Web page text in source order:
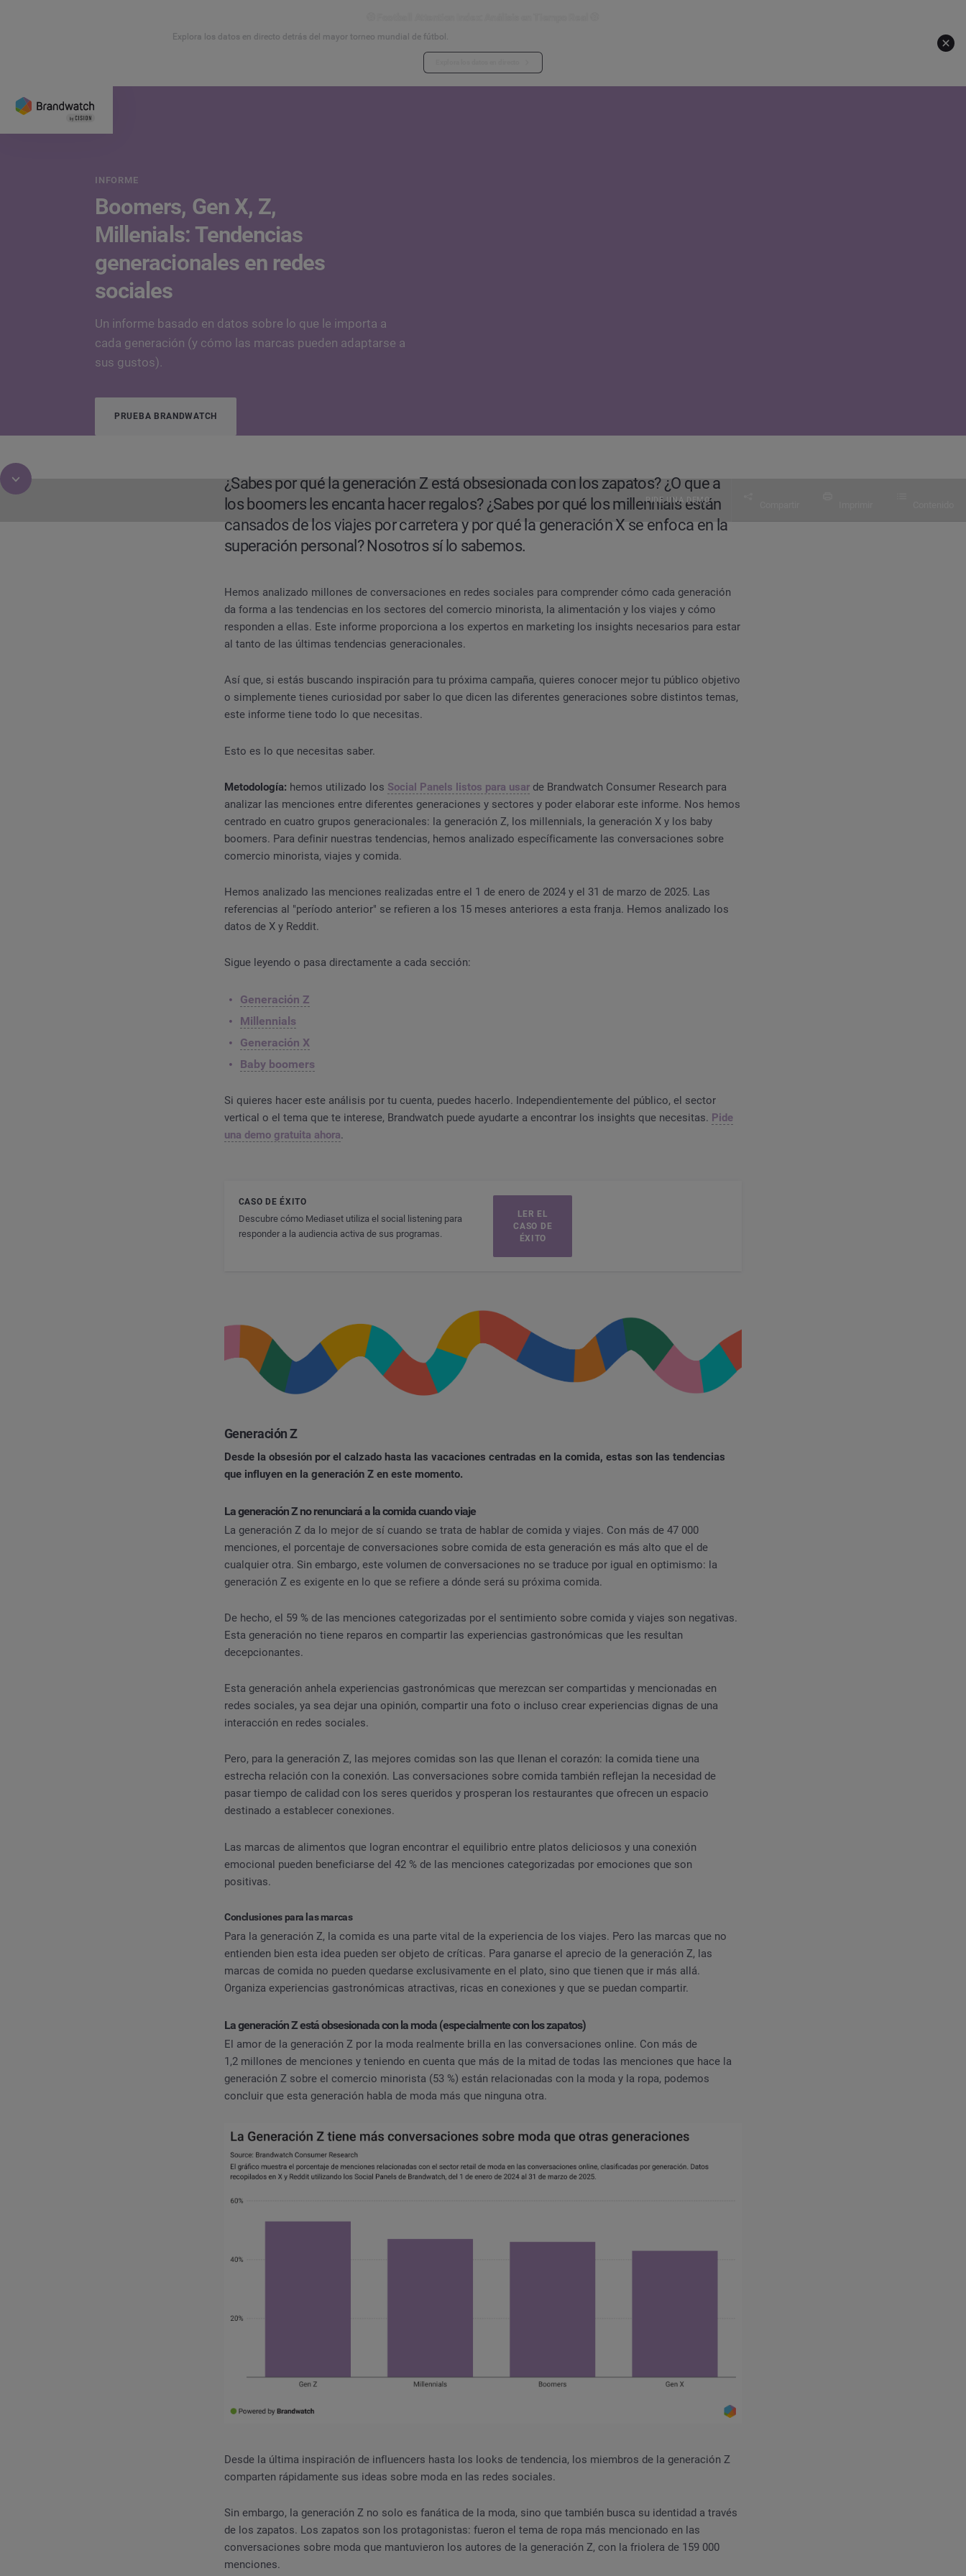
Explora los datos en directo detrás del mayor torneo mundial de fútbol.
INFORME
Boomers, Gen X, Z,
Millenials: Tendencias
generacionales en redes
sociales
Un informe basado en datos sobre lo que le importa a
cada generación (y cómo las marcas pueden adaptarse a
sus gustos).
PRUEBA BRANDWATCH
Boomers, Gen X, Z, Millenials: Tendencias generacionales en redes sociales
PIDE UNA DEMO
¿Sabes por qué la generación Z está obsesionada con los zapatos? ¿O que a
los boomers les encanta hacer regalos? ¿Sabes por qué los millennials están
cansados de los viajes por carretera y por qué la generación X se enfoca en la
superación personal? Nosotros sí lo sabemos.
Hemos analizado millones de conversaciones en redes sociales para comprender cómo cada generación
da forma a las tendencias en los sectores del comercio minorista, la alimentación y los viajes y cómo
responden a ellas. Este informe proporciona a los expertos en marketing los insights necesarios para estar
al tanto de las últimas tendencias generacionales.
Así que, si estás buscando inspiración para tu próxima campaña, quieres conocer mejor tu público objetivo
o simplemente tienes curiosidad por saber lo que dicen las diferentes generaciones sobre distintos temas,
este informe tiene todo lo que necesitas.
Esto es lo que necesitas saber.
Metodología: hemos utilizado los Social Panels listos para usar de Brandwatch Consumer Research para
analizar las menciones entre diferentes generaciones y sectores y poder elaborar este informe. Nos hemos
centrado en cuatro grupos generacionales: la generación Z, los millennials, la generación X y los baby
boomers. Para definir nuestras tendencias, hemos analizado específicamente las conversaciones sobre
comercio minorista, viajes y comida.
Hemos analizado las menciones realizadas entre el 1 de enero de 2024 y el 31 de marzo de 2025. Las
referencias al "período anterior" se refieren a los 15 meses anteriores a esta franja. Hemos analizado los
datos de X y Reddit.
Sigue leyendo o pasa directamente a cada sección:
Generación Z
Millennials
Generación X
Baby boomers
Si quieres hacer este análisis por tu cuenta, puedes hacerlo. Independientemente del público, el sector
vertical o el tema que te interese, Brandwatch puede ayudarte a encontrar los insights que necesitas. Pide
una demo gratuita ahora.
CASO DE ÉXITO
Descubre cómo Mediaset utiliza el social listening para
responder a la audiencia activa de sus programas.
LER EL
CASO DE
ÉXITO
Generación Z
Desde la obsesión por el calzado hasta las vacaciones centradas en la comida, estas son las tendencias
que influyen en la generación Z en este momento.
La generación Z no renunciará a la comida cuando viaje
La generación Z da lo mejor de sí cuando se trata de hablar de comida y viajes. Con más de 47 000
menciones, el porcentaje de conversaciones sobre comida de esta generación es más alto que el de
cualquier otra. Sin embargo, este volumen de conversaciones no se traduce por igual en optimismo: la
generación Z es exigente en lo que se refiere a dónde será su próxima comida.
De hecho, el 59 % de las menciones categorizadas por el sentimiento sobre comida y viajes son negativas.
Esta generación no tiene reparos en compartir las experiencias gastronómicas que les resultan
decepcionantes.
Esta generación anhela experiencias gastronómicas que merezcan ser compartidas y mencionadas en
redes sociales, ya sea dejar una opinión, compartir una foto o incluso crear experiencias dignas de una
interacción en redes sociales.
Pero, para la generación Z, las mejores comidas son las que llenan el corazón: la comida tiene una
estrecha relación con la conexión. Las conversaciones sobre comida también reflejan la necesidad de
pasar tiempo de calidad con los seres queridos y prosperan los restaurantes que ofrecen un espacio
destinado a establecer conexiones.
Las marcas de alimentos que logran encontrar el equilibrio entre platos deliciosos y una conexión
emocional pueden beneficiarse del 42 % de las menciones categorizadas por emociones que son
positivas.
Conclusiones para las marcas
Para la generación Z, la comida es una parte vital de la experiencia de los viajes. Pero las marcas que no
entienden bien esta idea pueden ser objeto de críticas. Para ganarse el aprecio de la generación Z, las
marcas de comida no pueden quedarse exclusivamente en el plato, sino que tienen que ir más allá.
Organiza experiencias gastronómicas atractivas, ricas en conexiones y que se puedan compartir.
La generación Z está obsesionada con la moda (especialmente con los zapatos)
El amor de la generación Z por la moda realmente brilla en las conversaciones online. Con más de
1,2 millones de menciones y teniendo en cuenta que más de la mitad de todas las menciones que hace la
generación Z sobre el comercio minorista (53 %) están relacionadas con la moda y la ropa, podemos
concluir que esta generación habla de moda más que ninguna otra.
Desde la última inspiración de influencers hasta los looks de tendencia, los miembros de la generación Z
comparten rápidamente sus ideas sobre moda en las redes sociales.
Sin embargo, la generación Z no solo es fanática de la moda, sino que también busca su identidad a través
de los zapatos. Los zapatos son los protagonistas: fueron el tema de ropa más mencionado en las
conversaciones sobre moda que mantuvieron los autores de la generación Z, con la friolera de 159 000
menciones.